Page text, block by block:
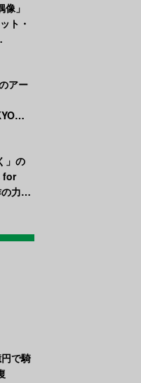
」
ト・
アー
」の
for
力
で騎